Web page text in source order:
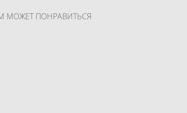
МОЖЕТ ПОНРАВИТЬСЯ